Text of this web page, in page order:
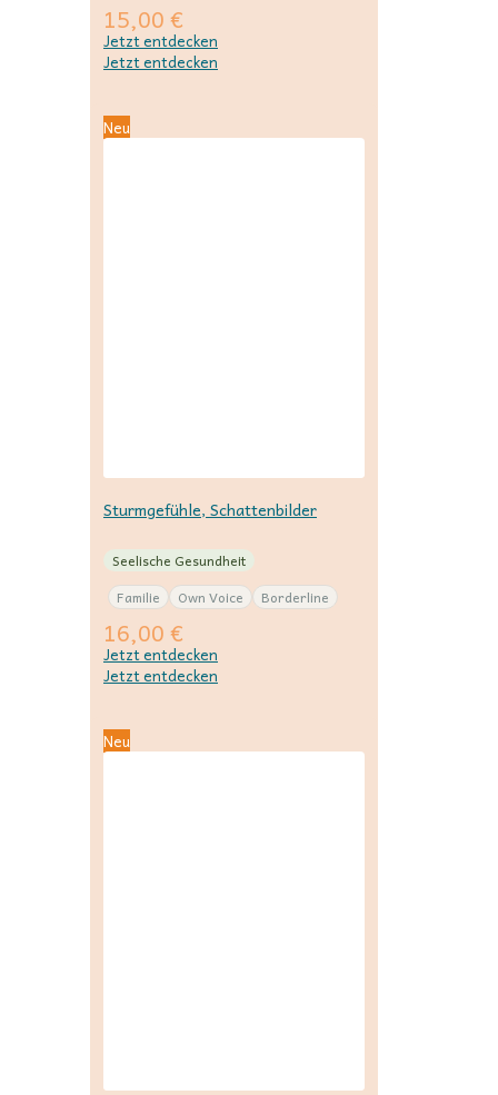
15,00€
Jetzt entdecken
Jetzt entdecken
Neu
Sturmgefühle, Schattenbilder
Seelische Gesundheit
Familie
Own Voice Borderline
16,00€
Jetzt entdecken
Jetzt entdecken
Neu